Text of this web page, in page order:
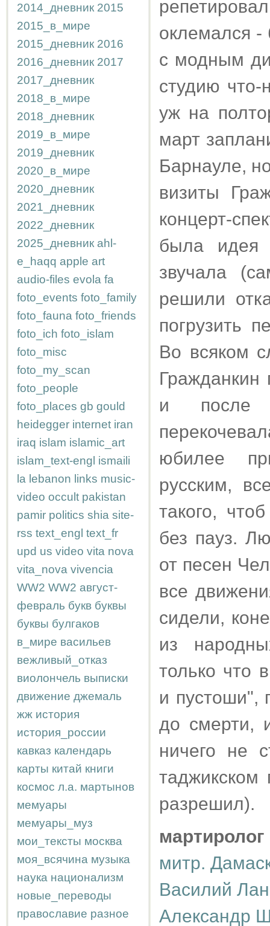
2014_дневник 2015
2015_в_мире
2015_дневник 2016
2016_дневник 2017
2017_дневник
2018_в_мире
2018_дневник
2019_в_мире
2019_дневник
2020_в_мире
2020_дневник
2021_дневник
2022_дневник
2025_дневник ahl-
e_haqq apple art
audio-files evola fa
foto_events foto_family
foto_fauna foto_friends
foto_ich foto_islam
foto_misc
foto_my_scan
foto_people
foto_places gb gould
heidegger internet iran
iraq islam islamic_art
islam_text-engl ismaili
la lebanon links music-
video occult pakistan
pamir politics shia site-
rss text_engl text_fr
upd us video vita nova
vita_nova vivencia
WW2 WW2 август-
февраль букв буквы
буквы булгаков
в_мире васильев
вежливый_отказ
виолончель выписки
движение джемаль
жж история
история_россии
кавказ календарь
карты китай книги
космос л.а. мартынов
мемуары
мемуары_муз
мои_тексты москва
моя_всячина музыка
наука национализм
новые_переводы
православие разное
оклемался
с модным
студию что-
уж на
март
Барнауле,
визиты
концерт-
была идея
звучала
решили
погрузить
Во всяком
и после
юбилее
русским,
такого,
без пауз.
от песен
все
сидели,
из
только
и пустоши",
до смерти,
ничего не
таджикском
разрешил).
мартиролог
митр.
Василий
Александр